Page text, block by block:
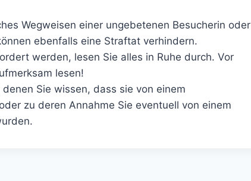
Wegweisen einer ungebetenen Besucherin oder
ebenfalls eine Straftat verhindern.
werden, lesen Sie alles in Ruhe durch. Vor
lesen!
Sie wissen, dass sie von einem
zu deren Annahme Sie eventuell von einem